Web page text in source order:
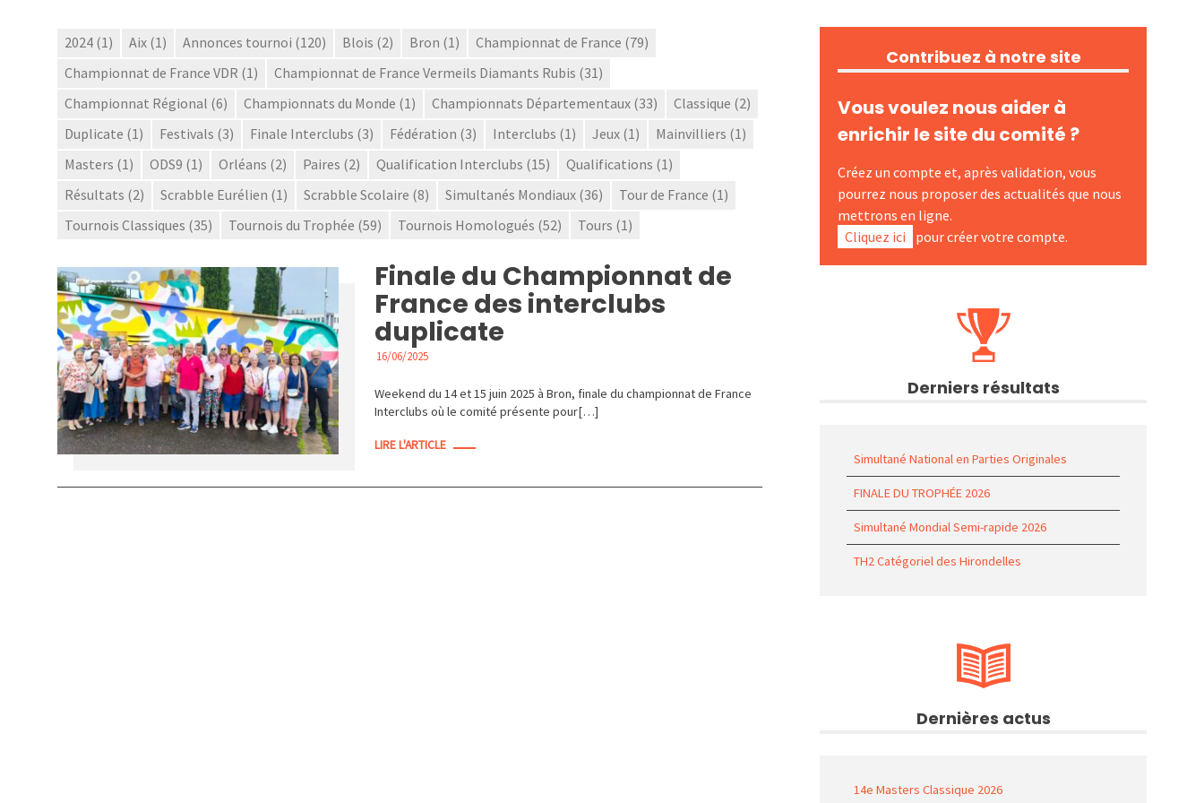
2024 (1) Aix (1) Annonces tournoi (120) Blois (2) Bron (1) Championnat de France (79)
Championnat de France VDR (1) Championnat de France Vermeils Diamants Rubis (31)
Championnat Régional (6) Championnats du Monde (1) Championnats Départementaux (33) Classique (2)
Duplicate (1) Festivals (3) Finale Interclubs (3) Fédération (3) Interclubs (1) Jeux (1) Mainvilliers (1)
Masters (1) ODS9 (1) Orléans (2) Paires (2) Qualification Interclubs (15) Qualifications (1)
Résultats (2) Scrabble Eurélien (1) Scrabble Scolaire (8) Simultanés Mondiaux (36) Tour de France (1)
Tournois Classiques (35) Tournois du Trophée (59) Tournois Homologués (52) Tours (1)
Finale du Championnat de
France des interclubs
duplicate
16/06/2025
Weekend du 14 et 15 juin 2025 à Bron, finale du championnat de France
Interclubs où le comité présente pour[…]
LIRE L'ARTICLE
Contribuez à notre site
Vous voulez nous aider à
enrichir le site du comité ?
Créez un compte et, après validation, vous
pourrez nous proposer des actualités que nous
mettrons en ligne.
Cliquez ici
pour créer votre compte.
Derniers résultats
Simultané National en Parties Originales
FINALE DU TROPHÉE 2026
Simultané Mondial Semi-rapide 2026
TH2 Catégoriel des Hirondelles
Dernières actus
14e Masters Classique 2026